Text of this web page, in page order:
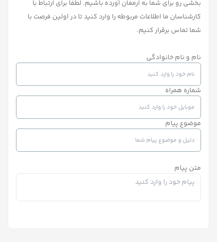
بخشی رو برای شما به ارمغان آورده باشیم. لطفا برای ارتباط با
کارشناسان ما اطلاعات مربوطه را وارد کنید تا در اولین فرصت با
شما تماس برقرار کنیم.
نام و نام خانوادگی
شماره همراه
موضوع پیام
متن پیام